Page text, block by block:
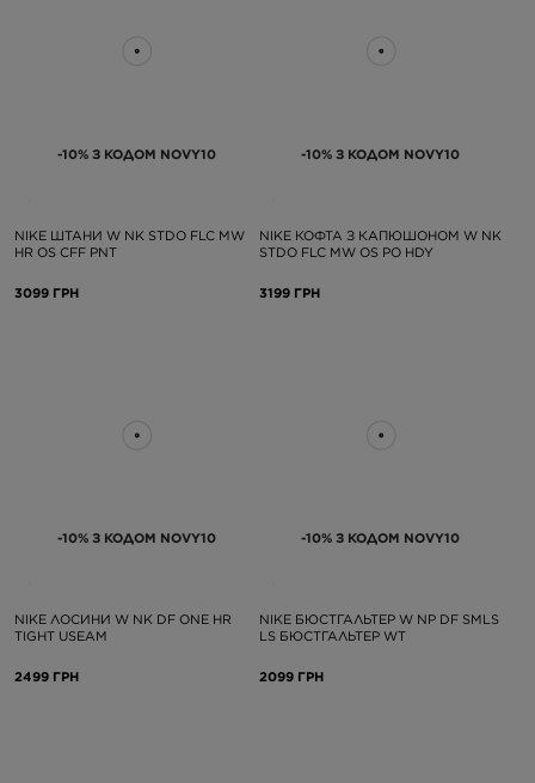
-10% З КОДОМ NOVY10
NIKE ШТАНИ W NK STDO FLC MW
HR OS CFF PNT
3099 ГРН
-10% З КОДОМ NOVY10
NIKE КОФТА З КАПЮШОНОМ W NK
STDO FLC MW OS PO HDY
3199 ГРН
-10% З КОДОМ NOVY10
NIKE ЛОСИНИ W NK DF ONE HR
TIGHT USEAM
2499 ГРН
-10% З КОДОМ NOVY10
NIKE БЮСТГАЛЬТЕР W NP DF SMLS
LS БЮСТГАЛЬТЕР WT
2099 ГРН